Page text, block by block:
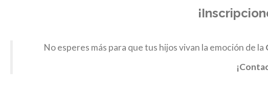
No esperes más para que tus hijos vivan la emoción de la